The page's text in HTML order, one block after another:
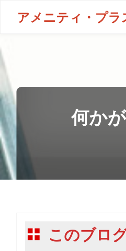
アメニティ・プラ
何か
このブロ